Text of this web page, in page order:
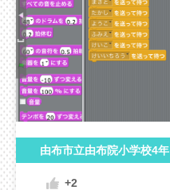
由布市立由布院小学校4年
+2